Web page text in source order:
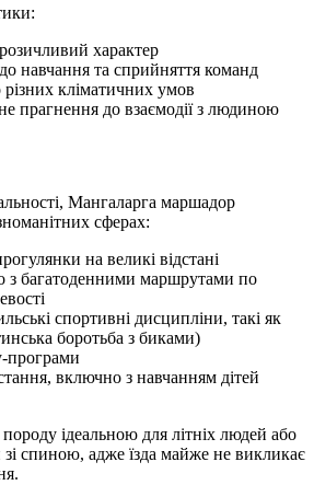
характер
навчання та сприйняття команд
кліматичних умов
прагнення до взаємодії з людиною
Мангаларга маршадор
сферах:
на великі відстані
з багатоденними маршрутами по
спортивні дисципліни, такі як
боротьба з биками)
програми
включно з навчанням дітей
ідеальною для літніх людей або
спиною, адже їзда майже не викликає